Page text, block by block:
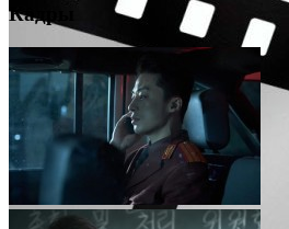
Кадры